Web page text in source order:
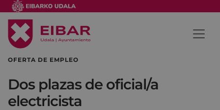
OFERTA DE EMPLEO
Dos plazas de oficial/a
electricista